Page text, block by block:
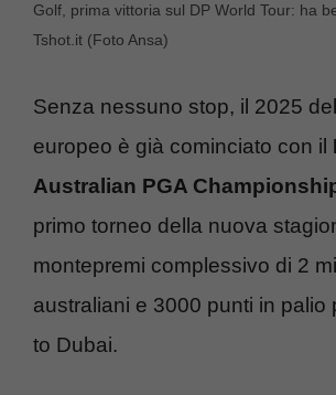
Golf, prima vittoria sul DP World Tour: ha
Tshot.it (Foto Ansa)
Senza nessuno stop, il 2025
europeo è già cominciato con il
Australian PGA
primo torneo della nuova
montepremi complessivo di 2
australiani e 3000 punti in palio
to Dubai.